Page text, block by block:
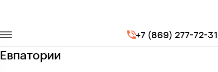
+7 (869) 277-72-31
Легковые автомобили Volvo S90
Заказать Volvo S90 с водителем в
Евпатории